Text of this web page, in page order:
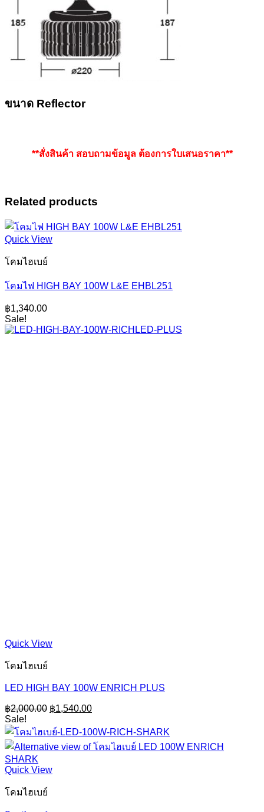
ขนาด Reflector
**สั่งสินค้า สอบถามข้อมูล ต้องการใบเสนอราคา**
Related products
Quick View
โคมไฮเบย์
โคมไฟ HIGH BAY 100W L&E EHBL251
฿1,340.00
Sale!
Quick View
โคมไฮเบย์
LED HIGH BAY 100W ENRICH PLUS
฿2,000.00 Original
was:
฿2,000.00.
฿1,540.00Current
is:
฿1,540.00.
Sale!
Quick View
โคมไฮเบย์